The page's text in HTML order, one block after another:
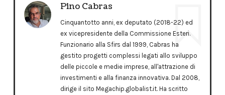
Pino Cabras
Cinquantotto anni, ex deputato (2018-22) ed
ex vicepresidente della Commissione Esteri.
Funzionario alla Sfirs dal 1999, Cabras ha
gestito progetti complessi legati allo sviluppo
delle piccole e medie imprese, all'attrazione di
investimenti e alla finanza innovativa. Dal 2008,
dirige il sito Megachip.globalist.it. Ha scritto